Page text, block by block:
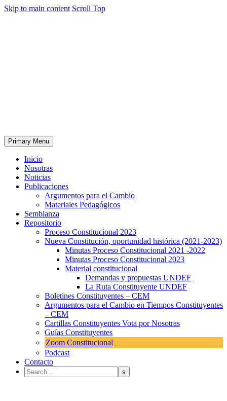
Skip to main content Scroll Top
Primary Menu
Inicio
Nosotras
Noticias
Publicaciones
Argumentos para el Cambio
Materiales Pedagógicos
Semblanza
Repositorio
Proceso Constitucional 2023
Nueva Constitución, oportunidad histórica (2021-2023)
Minutas Proceso Constitucional 2021 -2022
Minutas Proceso Constitucional 2023
Material constitucional
Demandas y propuestas UNDEF
La Ruta Constituyente UNDEF
Boletines Constituyentes – CEM
Argumentos para el Cambio en Tiempos Constituyentes
– CEM
Cartillas Constituyentes Vota por Nosotras
Guías Constituyentes
Zoom Constitucional
Podcast
Contacto